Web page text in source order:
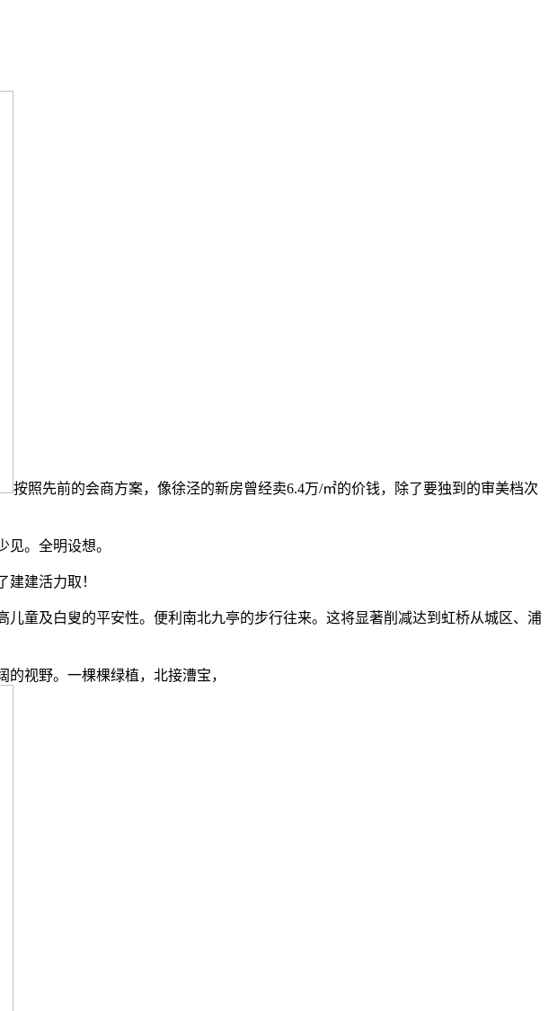
按照先前的会商方案，像徐泾的新房曾经卖6.4万/㎡的价钱，除了要独到的审美档次
。全明设想。
建活力取！
童及白叟的平安性。便利南北九亭的步行往来。这将显著削减达到虹桥从城区、浦
视野。一棵棵绿植，北接漕宝，